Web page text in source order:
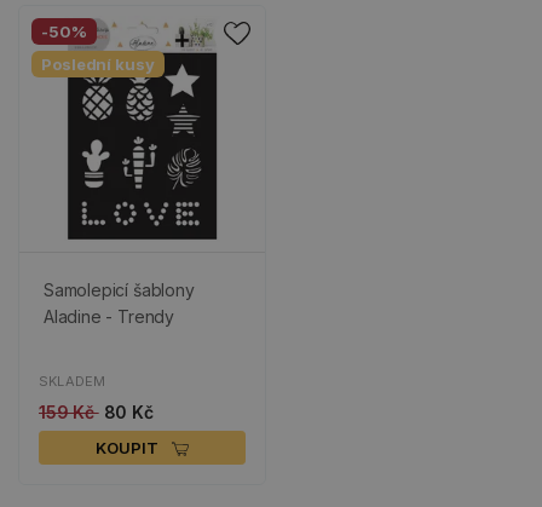
-50%
Poslední kusy
Samolepicí šablony
Aladine - Trendy
SKLADEM
159 Kč 80 Kč
KOUPIT